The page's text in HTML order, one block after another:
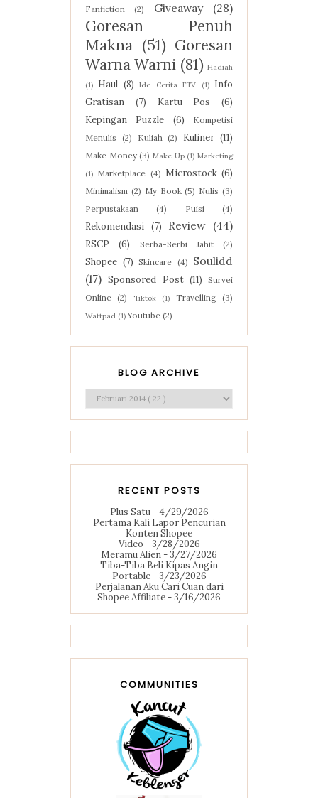
Fanfiction (2) Giveaway (28)
Goresan Penuh
Makna (51) Goresan
Warna Warni (81) Hadiah
(1)
Haul (8) Ide Cerita FTV (1)
Info
Gratisan
(7) Kartu Pos
(6)
Kepingan Puzzle
(6)
Kompetisi
Menulis (2) Kuliah (2) Kuliner (11)
Make Money (3) Make Up (1) Marketing
(1) Marketplace (4) Microstock (6)
Minimalism (2) My Book (5) Nulis (3)
Perpustakaan
(4) Puisi (4)
Rekomendasi (7) Review (44)
RSCP (6) Serba-Serbi Jahit (2)
Shopee (7) Skincare (4) Soulidd
(17) Sponsored Post (11) Survei
Online (2) Tiktok (1) Travelling (3)
Wattpad (1) Youtube (2)
BLOG ARCHIVE
RECENT POSTS
Plus Satu- 4/29/2026
Pertama Kali Lapor Pencurian
Konten Shopee
Video - 3/28/2026
Meramu Alien - 3/27/2026
Tiba-Tiba Beli Kipas Angin
Portable- 3/23/2026
Perjalanan Aku Cari Cuan dari
Shopee Affiliate - 3/16/2026
COMMUNITIES